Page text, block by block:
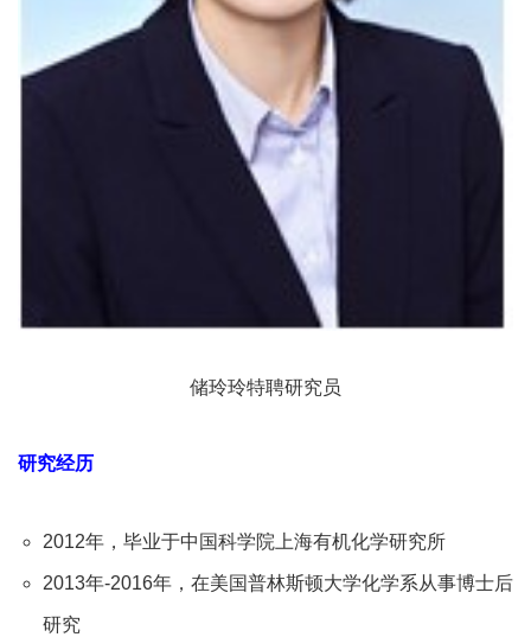
储玲玲特聘研究员
研究经历
2012年，毕业于中国科学院上海有机化学研究所
2013年-2016年，在美国普林斯顿大学化学系从事博士后
研究